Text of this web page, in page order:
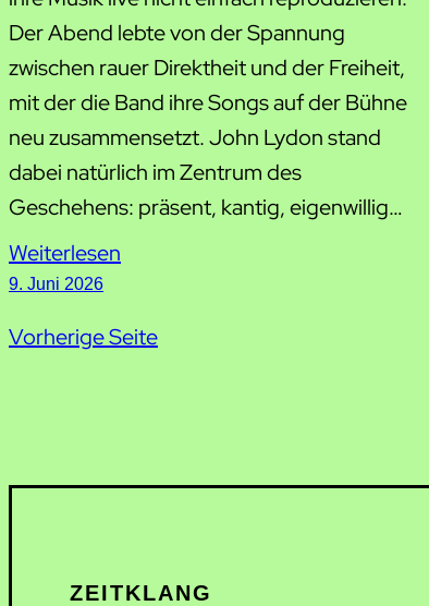
Der Abend lebte von der Spannung
zwischen rauer Direktheit und der Freiheit,
mit der die Band ihre Songs auf der Bühne
neu zusammensetzt. John Lydon stand
dabei natürlich im Zentrum des
Geschehens: präsent, kantig, eigenwillig…
Weiterlesen
9. Juni 2026
Vorherige Seite
ZEITKLANG